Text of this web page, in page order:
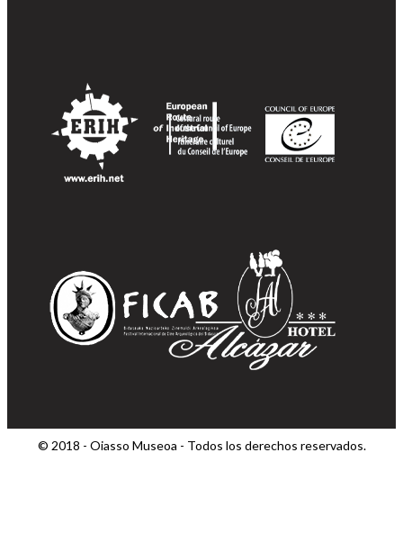
© 2018 - Oiasso Museoa - Todos los derechos reservados.